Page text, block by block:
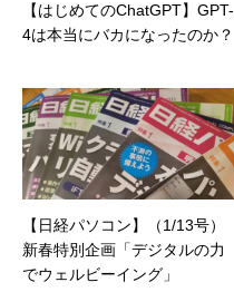
【はじめてのChatGPT】GPT-
4は本当にバカになったのか？
【日経パソコン】（1/13号）
新春特別企画「デジタルの力
でウェルビーイング」